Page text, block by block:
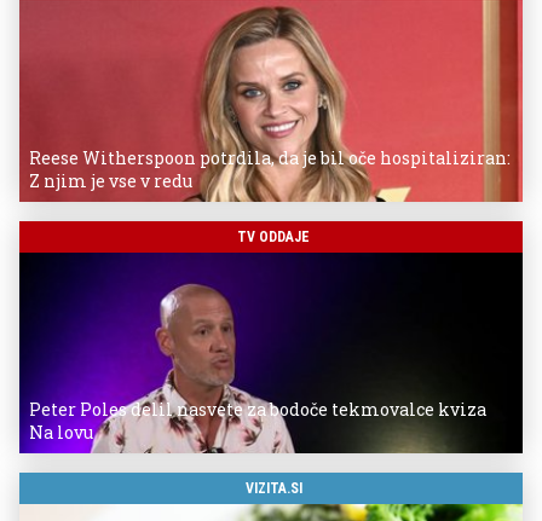
Reese Witherspoon potrdila, da je bil oče hospitaliziran:
Z njim je vse v redu
TV ODDAJE
Peter Poles delil nasvete za bodoče tekmovalce kviza
Na lovu
VIZITA.SI